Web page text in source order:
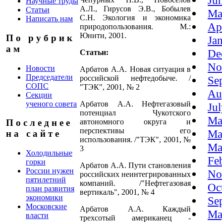
Статьи
Написать нам
П о р у б р и к
а м
Новости
Председатели
СОПС
Секции
ученого совета
П о с л е д н е е
н а с а й т е
Холодильные
горки
России нужен
пятилетний
план развития
экономики
Московские
власти
А.Л., Гирусов Э.В., Бобылев
С.Н. Экология и экономика
природопользования. М.:
Юнити, 2001.
Статьи:
Арбатов А.А. Новая ситуация в
российской нефтедобыче. /
"ТЭК", 2001, № 2
Арбатов А.А. Нефтегазовый
потенциал Чукотского
автономного округа и
перспективы его
использования. /"ТЭК", 2001, №
3
Арбатов А.А. Пути становления
российских неинтегрированных
компаний. /"Нефтегазовая
вертикаль", 2001, № 4
Арбатов А.А. Каждый
трехсотый американец -